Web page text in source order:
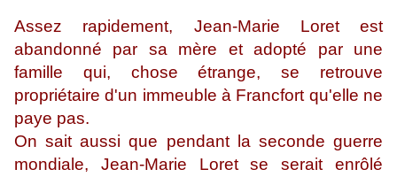
Assez rapidement, Jean-Marie Loret est
abandonné par sa mère et adopté par une
famille qui, chose étrange, se retrouve
propriétaire d'un immeuble à Francfort qu'elle ne
paye pas.
On sait aussi que pendant la seconde guerre
mondiale, Jean-Marie Loret se serait enrôlé